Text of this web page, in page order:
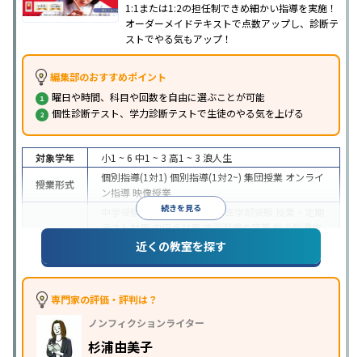
1:1または1:2の担任制できめ細かい指導を実施！
オーダーメイドテキストで点数アップし、診断テ
ストでやる気もアップ！
編集部のおすすめポイント
曜日や時間、科目や回数を自由に選ぶことが可能
個性診断テスト、学力診断テストで生徒のやる気を上げる
続きを見る
対象学年 小1 ~ 6 中1 ~ 3 高1 ~ 3 浪人生
授業形式
個別指導(1対1) 個別指導(1対2~) 集団授業 オンライ
ン指導 映像授業
中学受験 高校受験大学受験 医学部受験
テスト対策内申点対策学習習慣の定着総合型選抜
(旧AO)対策 推薦入試対策学校別特化対策
中高一貫校生に対応
可能季節講習のみの受講可
※2023年3月調査。小学校高学年の個別指導塾アンケート調査方法
近くの教室を探す
専門家の評価・評判は？
ノンフィクションライター
杉浦由美子